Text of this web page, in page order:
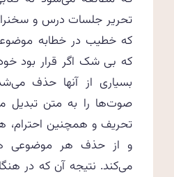
تحریر جلسات درس و
که خطیب در خطابه
که بی شک اگر قرار بود خود
بسیاری از آنها حذف
صوت‌ها را به متن تبدیل
تحریف و همچنین احترام،
و از حذف هر موضوعی
می‌کند. نتیجه آن که در